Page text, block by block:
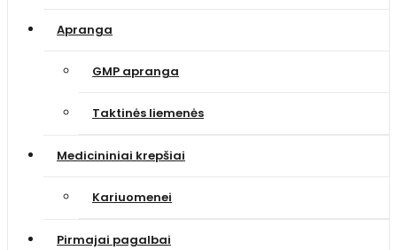
Apranga
GMP apranga
Taktinės liemenės
Medicininiai krepšiai
Kariuomenei
Pirmajai pagalbai